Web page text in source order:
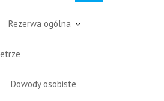
Rezerwa ogólna
Dowody osobiste